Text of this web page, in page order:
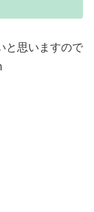
と思いますので